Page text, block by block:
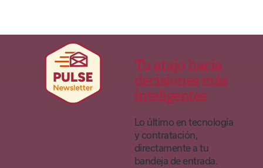
Tu atajo hacia
decisiones más
inteligentes
Lo último en tecnología
y contratación,
directamente a tu
bandeja de entrada.